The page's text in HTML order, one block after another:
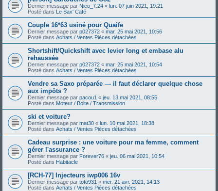
Dernier message par Nico_7.24 « lun. 07 juin 2021, 19:21
Posté dans Le Sax' Café
Couple 16*63 usiné pour Quaife
Dernier message par p027372 « mar. 25 mai 2021, 10:56
Posté dans Achats / Ventes Pièces détachées
Shortshift/Quickshift avec levier long et embase alu
rehaussée
Dernier message par p027372 « mar. 25 mai 2021, 10:54
Posté dans Achats / Ventes Pièces détachées
Vendre sa Saxo préparée — il faut déclarer quelque chose
aux impôts ?
Dernier message par pacou1 « jeu. 13 mai 2021, 08:55
Posté dans Moteur / Boite / Transmission
ski et voiture?
Dernier message par mat30 « lun. 10 mai 2021, 18:38
Posté dans Achats / Ventes Pièces détachées
Cadeau surprise : une voiture pour ma femme, comment
gérer l'assurance ?
Dernier message par Forever76 « jeu. 06 mai 2021, 10:54
Posté dans Habitacle
[RCH-77] Injecteurs iwp006 16v
Dernier message par toto931 « mer. 21 avr. 2021, 14:13
Posté dans Achats / Ventes Pièces détachées